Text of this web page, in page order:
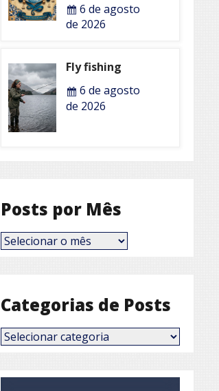
6 de agosto
de 2026
Fly fishing
6 de agosto
de 2026
Posts por Mês
Posts
por
Categorias de Posts
Categorias
de